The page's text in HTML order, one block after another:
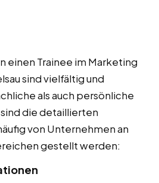
einen Trainee im Marketing
sind vielfältig und
als auch persönliche
die detaillierten
von Unternehmen an
gestellt werden: